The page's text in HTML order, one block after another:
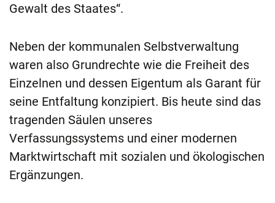
Gewalt des Staates“.
Neben der kommunalen Selbstverwaltung
waren also Grundrechte wie die Freiheit des
Einzelnen und dessen Eigentum als Garant für
seine Entfaltung konzipiert. Bis heute sind das
tragenden Säulen unseres
Verfassungssystems und einer modernen
Marktwirtschaft mit sozialen und ökologischen
Ergänzungen.